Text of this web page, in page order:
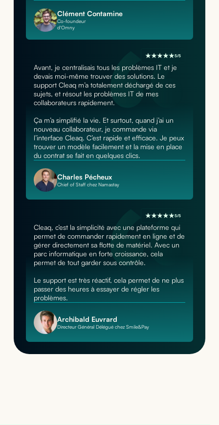
Clément Contamine
Co-foundeur
d'Omny
5/5
Avant, je centralisais tous les problèmes IT et je
devais moi-même trouver des solutions. Le
support Cleaq m’a totalement déchargé de ces
sujets, et résout les problèmes IT de mes
collaborateurs rapidement.
Ça m’a simplifié la vie. Et surtout, quand j’ai un
nouveau collaborateur, je commande via
l’interface Cleaq. C’est rapide et efficace. Je peux
trouver un modèle facilement et la mise en place
du contrat se fait en quelques clics.
Charles Pécheux
Chief of Staff chez Namastay
5/5
Cleaq, c’est la simplicité avec une plateforme qui
permet de commander rapidement en ligne et de
gérer directement sa flotte de matériel. Avec un
parc informatique en forte croissance, cela
permet de tout garder sous contrôle.
Le support est très réactif, cela permet de ne plus
passer des heures à essayer de régler les
problèmes.
Archibald Euvrard
Directeur Général Délégué chez Smile&Pay